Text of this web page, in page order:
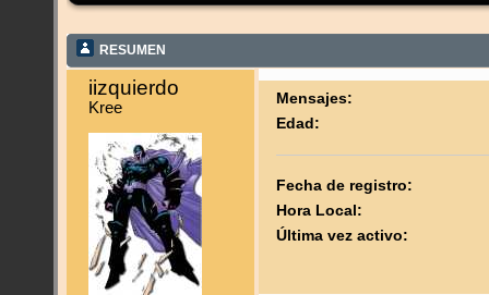
RESUMEN
iizquierdo
Kree
Mensajes:
Edad:
Fecha de registro:
Hora Local:
Última vez activo: